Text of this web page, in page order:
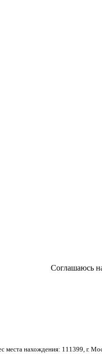
Соглашаюсь
места нахождения: 111399, г.